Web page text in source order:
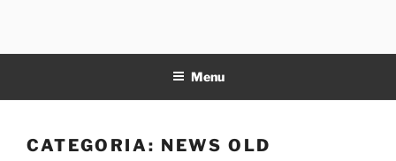
contenuto
Menu
CATEGORIA: NEWS OLD